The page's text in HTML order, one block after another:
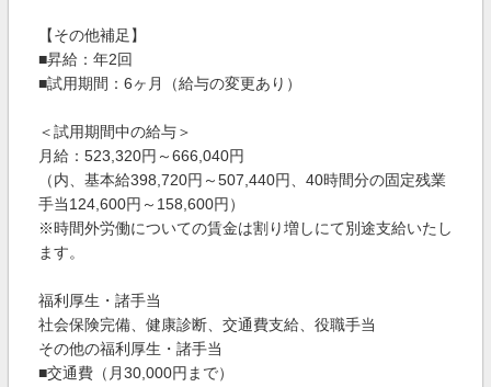
【その他補足】
■昇給：年2回
■試用期間：6ヶ月（給与の変更あり）
＜試用期間中の給与＞
月給：523,320円～666,040円
（内、基本給398,720円～507,440円、40時間分の固定残業
手当124,600円～158,600円）
※時間外労働についての賃金は割り増しにて別途支給いたし
ます。
福利厚生・諸手当
社会保険完備、健康診断、交通費支給、役職手当
その他の福利厚生・諸手当
■交通費（月30,000円まで）